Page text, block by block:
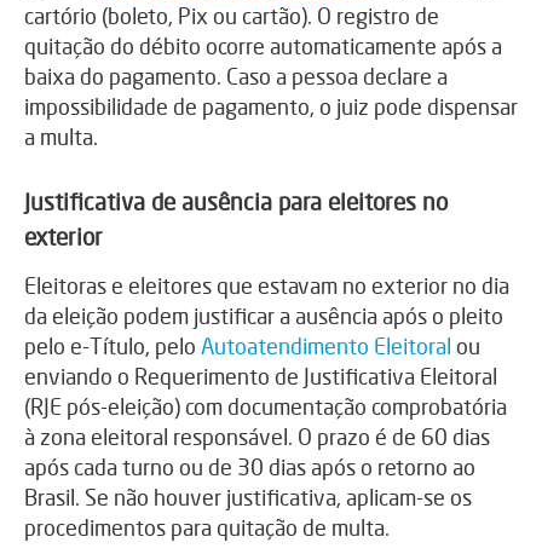
cartório (boleto, Pix ou cartão). O registro de
quitação do débito ocorre automaticamente após a
baixa do pagamento. Caso a pessoa declare a
impossibilidade de pagamento, o juiz pode dispensar
a multa.
Justificativa de ausência para eleitores no
exterior
Eleitoras e eleitores que estavam no exterior no dia
da eleição podem justificar a ausência após o pleito
pelo e-Título, pelo Autoatendimento Eleitoral ou
enviando o Requerimento de Justificativa Eleitoral
(RJE pós-eleição) com documentação comprobatória
à zona eleitoral responsável. O prazo é de 60 dias
após cada turno ou de 30 dias após o retorno ao
Brasil. Se não houver justificativa, aplicam-se os
procedimentos para quitação de multa.